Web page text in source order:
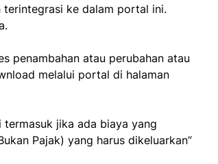
terintegrasi ke dalam portal ini.
penambahan atau perubahan atau
melalui portal di halaman
termasuk jika ada biaya yang
Pajak) yang harus dikeluarkan”